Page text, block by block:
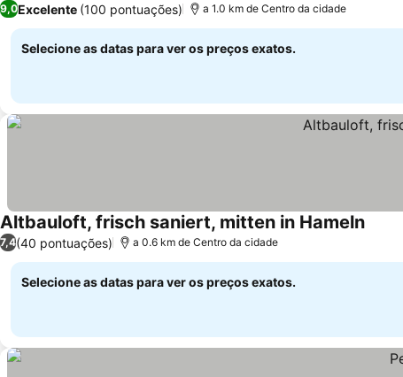
9,0Excelente (100 pontuações) a 1.0 km de Centro da cidade
Selecione as datas para ver os preços exatos.
Altbauloft, frisch saniert, mitten in Hameln
7,4(40 pontuações) a 0.6 km de Centro da cidade
Selecione as datas para ver os preços exatos.